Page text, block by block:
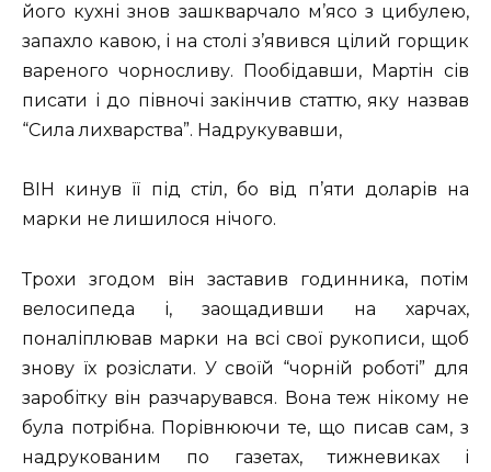
його кухні знов зашкварчало м’ясо з цибулею,
запахло кавою, і на столі з’явився цілий горщик
вареного чорносливу. Пообідавши, Мартін сів
писати і до півночі закінчив статтю, яку назвав
“Сила лихварства”. Надрукувавши,
ВІН кинув її під стіл, бо від п’яти доларів на
марки не лишилося нічого.
Трохи згодом він заставив годинника, потім
велосипеда і, заощадивши на харчах,
поналіплював марки на всі свої рукописи, щоб
знову їх розіслати. У своїй “чорній роботі” для
заробітку він разчарувався. Вона теж нікому не
була потрібна. Порівнюючи те, що писав сам, з
надрукованим по газетах, тижневиках і